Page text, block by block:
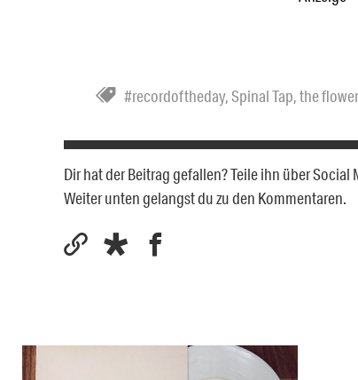
#recordoftheday,Spinal Tap,the
Dir hat der Beitrag gefallen? Teile ihn über
Weiter unten gelangst du zu den Kommentaren.